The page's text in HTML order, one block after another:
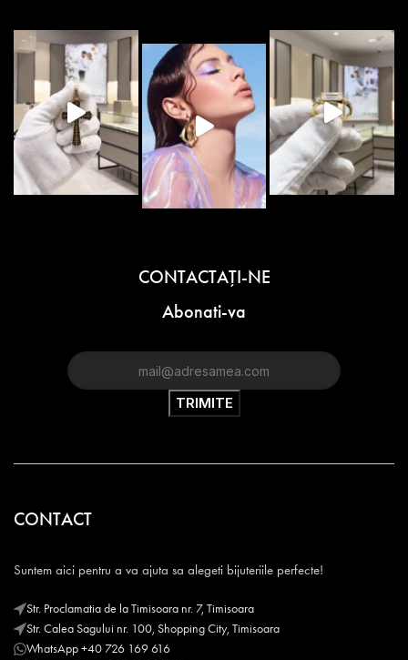
CONTACTAŢI-NE
Abonati-va
CONTACT
Suntem aici pentru a va ajuta sa alegeti bijuteriile perfecte!
Str. Proclamatia de la Timisoara nr. 7, Timisoara
Str. Calea Sagului nr. 100, Shopping City, Timisoara
WhatsApp +40 726 169 616